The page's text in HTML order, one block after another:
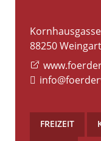
88250
FREIZEIT